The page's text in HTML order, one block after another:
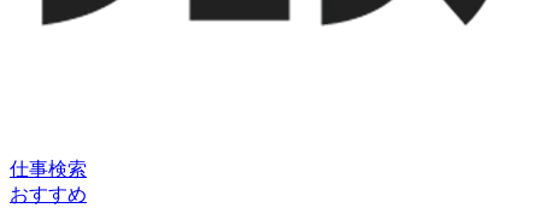
仕事検索
おすすめ